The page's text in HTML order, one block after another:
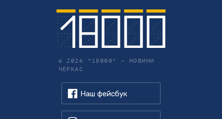
© 2026 "18000" – НОВИНИ
ЧЕРКАС
Наш фейсбук